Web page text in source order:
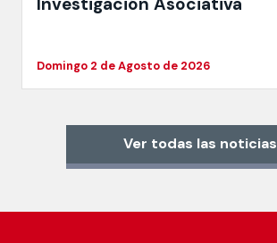
Domingo 2 de Agosto de 2026
Ver todas las noticias